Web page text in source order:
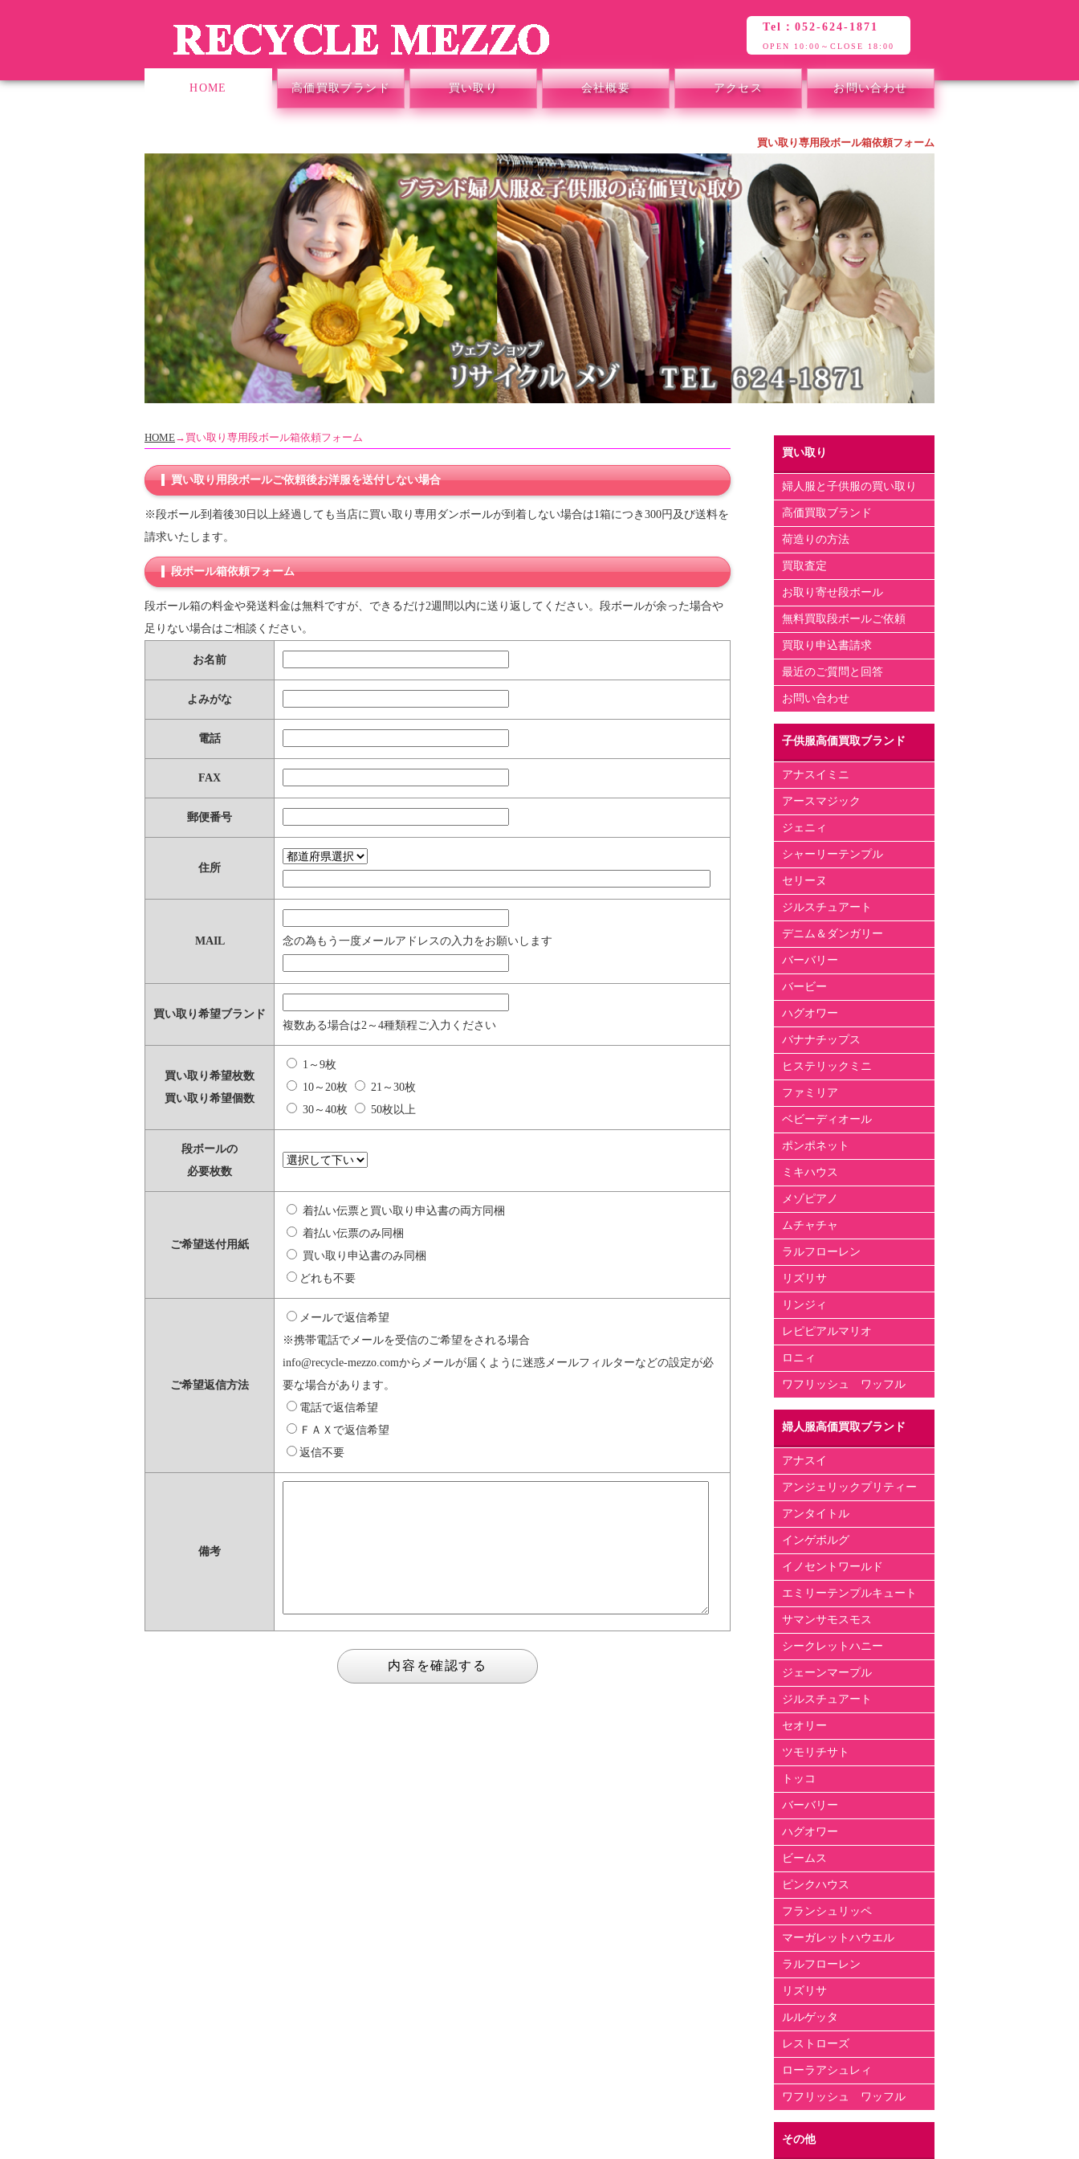
Tel：052-624-1871
OPEN 10:00～CLOSE 18:00
HOME 高価買取ブランド 買い取り 会社概要 アクセス お問い合わせ
買い取り専用段ボール箱依頼フォーム
HOME→買い取り専用段ボール箱依頼フォーム
買い取り用段ボールご依頼後お洋服を送付しない場合
※段ボール到着後30日以上経過しても当店に買い取り専用ダンボールが到着しない場合は1箱につき300円及び送料を
請求いたします。
段ボール箱依頼フォーム
段ボール箱の料金や発送料金は無料ですが、できるだけ2週間以内に送り返してください。段ボールが余った場合や
足りない場合はご相談ください。
お名前
よみがな
電話
FAX
郵便番号
住所
MAIL 念の為もう一度メールアドレスの入力をお願いします
買い取り希望ブランド
複数ある場合は2～4種類程ご入力ください
買い取り希望枚数
買い取り希望個数
1～9枚
10～20枚
21～30枚
30～40枚
50枚以上
段ボールの
必要枚数
ご希望送付用紙
着払い伝票と買い取り申込書の両方同梱
着払い伝票のみ同梱
買い取り申込書のみ同梱
どれも不要
ご希望返信方法
メールで返信希望
※携帯電話でメールを受信のご希望をされる場合
info@recycle-mezzo.comからメールが届くように迷惑メールフィルターなどの設定が必
要な場合があります。
電話で返信希望
ＦＡＸで返信希望
返信不要
備考
買い取り
婦人服と子供服の買い取り
高価買取ブランド
荷造りの方法
買取査定
お取り寄せ段ボール
無料買取段ボールご依頼
買取り申込書請求
最近のご質問と回答
お問い合わせ
子供服高価買取ブランド
アナスイミニ
アースマジック
ジェニィ
シャーリーテンプル
セリーヌ
ジルスチュアート
デニム＆ダンガリー
バーバリー
バービー
ハグオワー
バナナチップス
ヒステリックミニ
ファミリア
ベビーディオール
ポンポネット
ミキハウス
メゾピアノ
ムチャチャ
ラルフローレン
リズリサ
リンジィ
レピピアルマリオ
ロニィ
ワフリッシュ ワッフル
婦人服高価買取ブランド
アナスイ
アンジェリックプリティー
アンタイトル
インゲボルグ
イノセントワールド
エミリーテンプルキュート
サマンサモスモス
シークレットハニー
ジェーンマープル
ジルスチュアート
セオリー
ツモリチサト
トッコ
バーバリー
ハグオワー
ビームス
ピンクハウス
フランシュリッペ
マーガレットハウエル
ラルフローレン
リズリサ
ルルゲッタ
レストローズ
ローラアシュレィ
ワフリッシュ ワッフル
その他